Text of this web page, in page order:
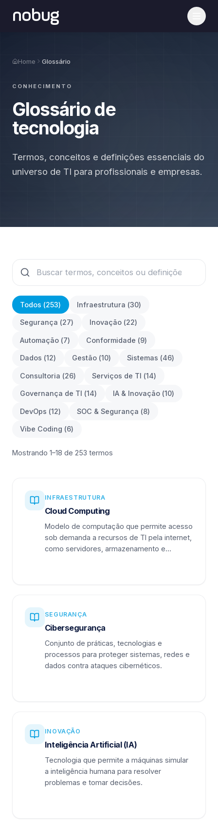
nobug
Home Glossário
CONHECIMENTO
Glossário de
tecnologia
Termos, conceitos e definições essenciais do
universo de TI para profissionais e empresas.
Todos (253) Infraestrutura (30)
Segurança (27) Inovação (22)
Automação (7) Conformidade (9)
Dados (12) Gestão (10) Sistemas (46)
Consultoria (26) Serviços de TI (14)
Governança de TI (14) IA & Inovação (10)
DevOps (12) SOC & Segurança (8)
Vibe Coding (6)
Mostrando 1–18 de 253 termos
INFRAESTRUTURA
Cloud Computing
Modelo de computação que permite acesso
sob demanda a recursos de TI pela internet,
como servidores, armazenamento e
SEGURANÇA
Cibersegurança
Conjunto de práticas, tecnologias e
processos para proteger sistemas, redes e
dados contra ataques cibernéticos.
INOVAÇÃO
Inteligência Artificial (IA)
Tecnologia que permite a máquinas simular
a inteligência humana para resolver
problemas e tomar decisões.